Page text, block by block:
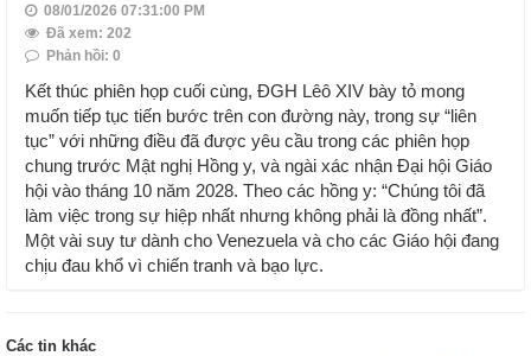
08/01/2026 07:31:00 PM
Đã xem: 202
Phản hồi: 0
Kết thúc phiên họp cuối cùng, ĐGH Lêô XIV bày tỏ mong
muốn tiếp tục tiến bước trên con đường này, trong sự “liên
tục” với những điều đã được yêu cầu trong các phiên họp
chung trước Mật nghị Hồng y, và ngài xác nhận Đại hội Giáo
hội vào tháng 10 năm 2028. Theo các hồng y: “Chúng tôi đã
làm việc trong sự hiệp nhất nhưng không phải là đồng nhất”.
Một vài suy tư dành cho Venezuela và cho các Giáo hội đang
chịu đau khổ vì chiến tranh và bạo lực.
Các tin khác